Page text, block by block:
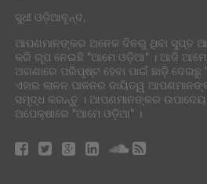
ସୁଧୀ ଓଡ଼ିଆବୃନ୍ଦ,
ଆପଣମାନଙ୍କର ଅନେକ ଦିନରୁ ଥିବା ସୁପ୍ତ
କରି ରୂପ ନେଇଛି "ଆମେ ଓଡ଼ିଆ" । ଆଜି
ଅଗଣାରେ ପରିପୃଷ୍ଟ ହେବା ପାଇଁ ଛାଡ଼ି ଦେଇଛୁ
ଏହାର ଲାଳନ ପାଳନର ଦାୟିତ୍ୱ
ସମୃଦ୍ଧ କରନ୍ତୁ । ଆପଣମାନଙ୍କର ଉପାଦେୟ
ଅପେକ୍ଷାରେ "ଆମେ ଓଡ଼ିଆ" ।